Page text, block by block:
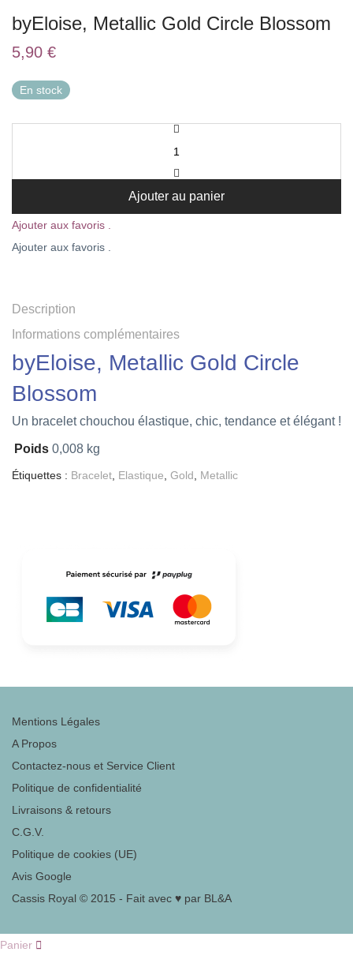
byEloise, Metallic Gold Circle Blossom
5,90 €
En stock
Ajouter au panier
Ajouter aux favoris .
Ajouter aux favoris .
Description
Informations complémentaires
byEloise, Metallic Gold Circle
Blossom
Un bracelet chouchou élastique, chic, tendance et élégant !
Poids 0,008 kg
Étiquettes : Bracelet Elastique Gold Metallic
Mentions Légales
A Propos
Contactez-nous et Service Client
Politique de confidentialité
Livraisons & retours
C.G.V.
Politique de cookies (UE)
Avis Google
Cassis Royal © 2015 - Fait avec ♥ par BL&A
Panier